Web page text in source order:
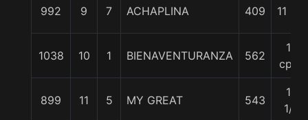
992 9 7 ACHAPLINA 409 11 1/2
1038 10 1 BIENAVENTURANZA 562
14
cpos
899 11 5 MY GREAT 543
14
1/2